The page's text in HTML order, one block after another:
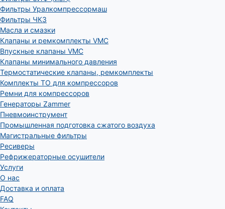
Фильтры Уралкомпрессормаш
Фильтры ЧКЗ
Масла и смазки
Клапаны и ремкомплекты VMC
Впускные клапаны VMC
Клапаны минимального давления
Термостатические клапаны, ремкомплекты
Комплекты ТО для компрессоров
Ремни для компрессоров
Генераторы Zammer
Пневмоинструмент
Промышленная подготовка сжатого воздуха
Магистральные фильтры
Ресиверы
Рефрижераторные осушители
Услуги
О нас
Доставка и оплата
FAQ